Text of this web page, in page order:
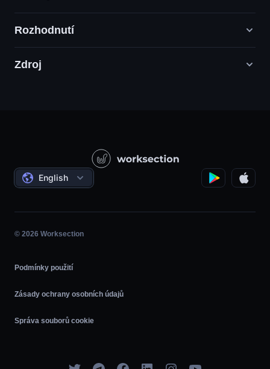
Rozhodnutí
Agentury digitálního marketingu
Státní / Sociální projekty
Řízení projektů
Hodina
Agilní
Zdroj
Dohody
English
© 2026 Worksection
Podmínky použití
Zásady ochrany osobních údajů
Správa souborů cookie